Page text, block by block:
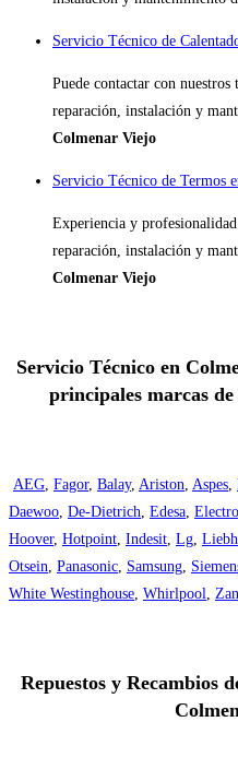
Servicio Técnico de
Puede contactar con nuestros
reparación, instalación y
Colmenar Viejo
Servicio Técnico de Termos
Experiencia y
reparación, instalación y
Colmenar Viejo
Servicio Técnico en
principales marcas
AEG, Fagor, Balay, Ariston, Aspes,
Daewoo, De-Dietrich, Edesa,
Hoover, Hotpoint, Indesit, Lg,
Otsein, Panasonic, Samsung,
White Westinghouse, Whirlpool,
Repuestos y Recambios